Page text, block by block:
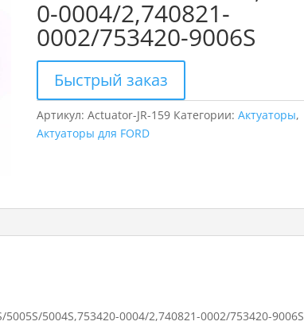
0-0004/2,740821-
0002/753420-9006S
Быстрый заказ
Артикул:Actuator-JR-159 Категории:Актуаторы,
Актуаторы для FORD
5004S,753420-0004/2,740821-0002/753420-9006S